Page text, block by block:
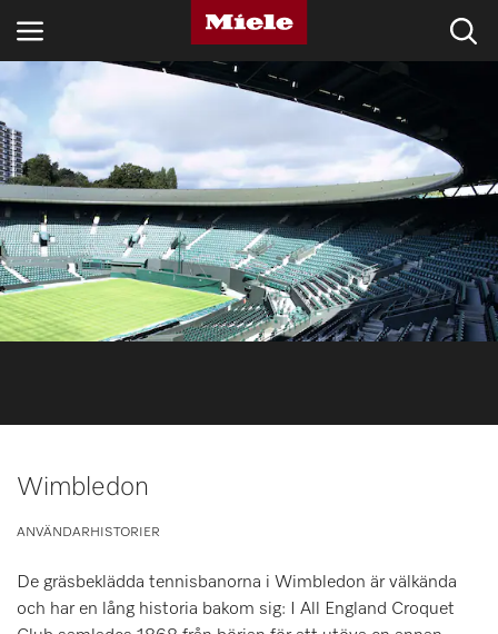
BRANSCHER
KNOWLEDGE HUB
PRODUKTER
SHOP
SERVICE & SUPPORT
Wimbledon
ANVÄNDARHISTORIER
De gräsbeklädda tennisbanorna i Wimbledon är välkända
och har en lång historia bakom sig: I All England Croquet